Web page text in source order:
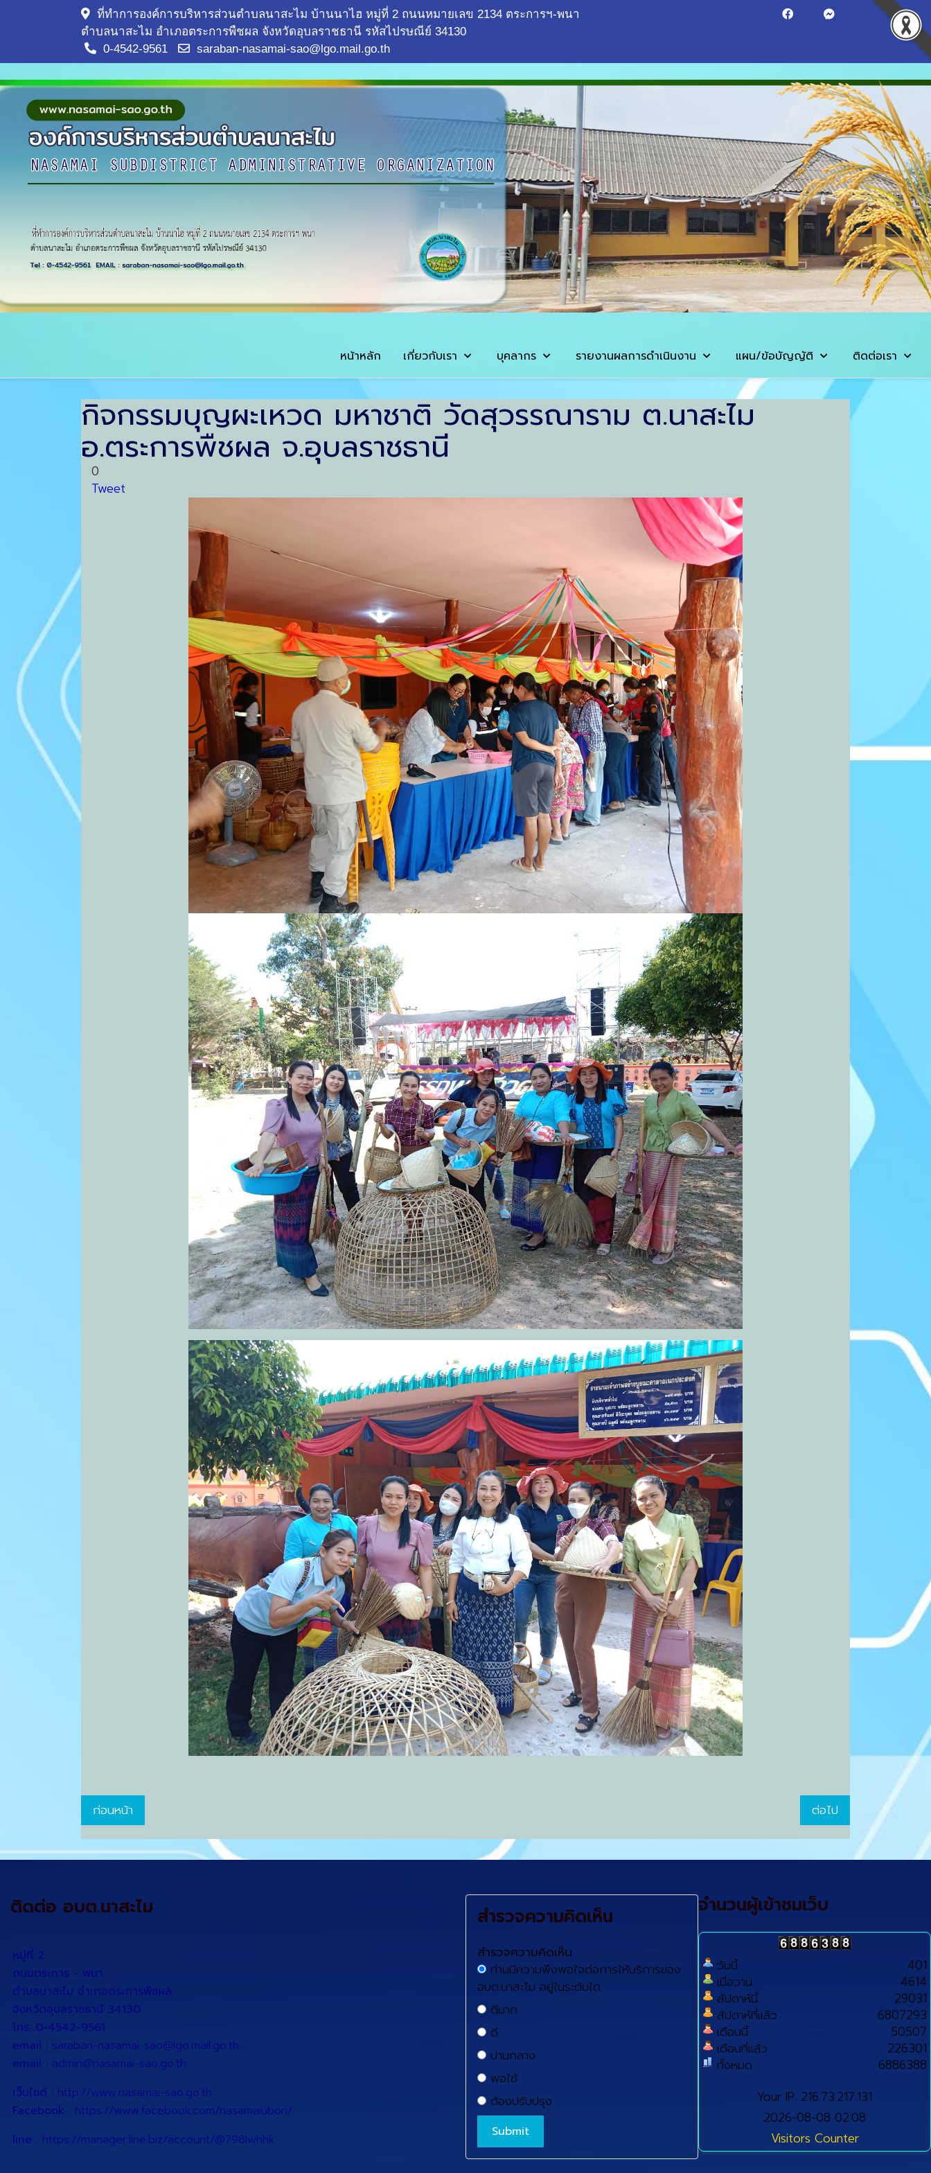
ที่ทำการองค์การบริหารส่วนตำบลนาสะไม บ้านนาไฮ หมู่ที่ 2 ถนนหมายเลข 2134 ตระการฯ-พนา
ตำบลนาสะไม อำเภอตระการพืชผล จังหวัดอุบลราชธานี รหัสไปรษณีย์ 34130
0-4542-9561
saraban-nasamai-sao@lgo.mail.go.th
หน้าหลัก เกี่ยวกับเรา บุคลากร รายงานผลการดำเนินงาน แผน/ข้อบัญญัติ ติดต่อเรา
กิจกรรมบุญผะเหวด มหาชาติ วัดสุวรรณาราม ต.นาสะไม
อ.ตระการพืชผล จ.อุบลราชธานี
0
Tweet
ก่อนหน้า ต่อไป
ติดต่อ อบต.นาสะไม
หมู่ที่ 2
ถนนตระการ - พนา
ตำบลนาสะไม อำเภอตระการพืชผล
จังหวัดอุบลราชธานี 34130
โทร. 0-4542-9561
email : saraban-nasamai-sao@lgo.mail.go.th
email : admin@nasamai-sao.go.th
เว็บไซต์ : http://www.nasamai-sao.go.th
Facebook : https://www.facebook.com/nasamaiubon/
line : https://manager.line.biz/account/@798lwhhk
สำรวจความคิดเห็น
สำรวจความคิดเห็น
ท่านมีความพึงพอใจต่อการให้บริการของ
อบต.นาสะไม อยู่ในระดับใด
ดีมาก
ดี
ปานกลาง
พอใช้
ต้องปรับปรุง
จำนวนผู้เข้าชมเว็บ
วันนี้
เมื่อวาน
สัปดาห์นี้
สัปดาห์ที่แล้ว
เดือนนี้
เดือนที่แล้ว
ทั้งหมด
401
4614
29031
6807293
50507
226301
6886388
Your IP: 216.73.217.131
2026-08-08 02:08
Visitors Counter